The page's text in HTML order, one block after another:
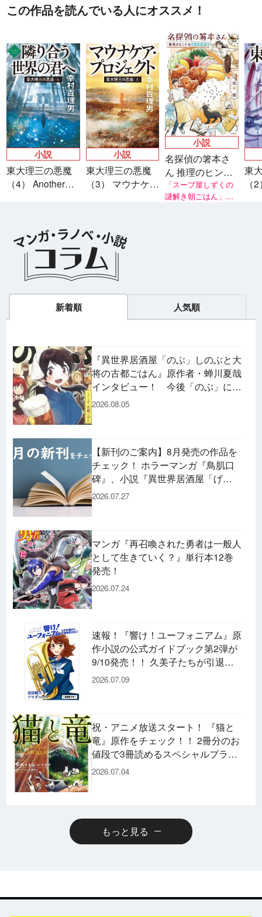
この作品を読んでいる人にオススメ！
小説
東大理三の悪魔
（4） Another
小説
東大理三の悪魔
（3） マウナケ
小説
名探偵の箸本さ
ん 推理のヒント
は夫のお弁当
「スープ屋しずくの
謎解き朝ごはん」シ
東
（
新着順 人気順
『異世界居酒屋「のぶ」しのぶと大
将の古都ごはん』原作者・蝉川夏哉
インタビュー！ 今後「のぶ」に登
場するメニューは……!?
2026.08.05
【新刊のご案内】8月発売の作品を
チェック！ ホラーマンガ『鳥肌口
碑』、小説『異世界居酒屋「げ
ん」』、文庫『カエル男 完結編』
などずらり！
2026.07.27
マンガ『再召喚された勇者は一般人
として生きていく？』単行本12巻
発売！
2026.07.24
速報！『響け！ユーフォニアム』原
作小説の公式ガイドブック第2弾が
9/10発売！！ 久美子たちが引退し
た後の書き下ろし小説など充実の内
2026.07.09
祝・アニメ放送スタート！ 『猫と
竜』原作をチェック！！ 2冊分のお
値段で3冊読めるスペシャルプライ
スパックのコミックスも発売！
2026.07.04
もっと見る